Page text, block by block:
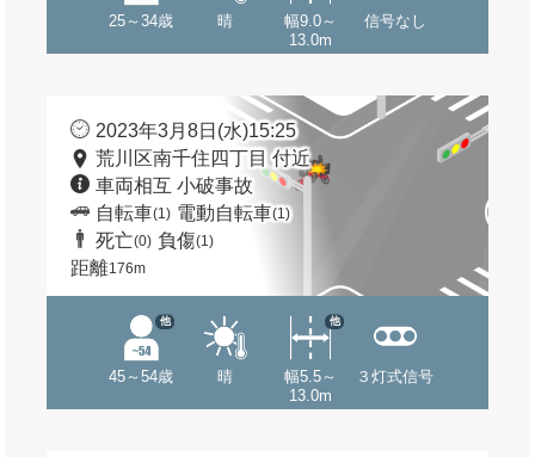
25～34歳 晴
幅9.0～
13.0m
信号なし
2023年3月8日(水)15:25
荒川区南千住四丁目 付近
車両相互 小破事故
自転車(1) 電動自転車(1)
死亡(0) 負傷(1)
距離176m
45～54歳
他
晴
幅5.5～
13.0m
他
３灯式信号